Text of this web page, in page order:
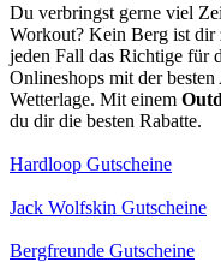
Du verbringst gerne viel
Workout? Kein Berg ist dir
jeden Fall das Richtige für
Onlineshops mit der
Wetterlage. Mit einem
du dir die besten Rabatte.
Hardloop Gutscheine
Jack Wolfskin Gutscheine
Bergfreunde Gutscheine